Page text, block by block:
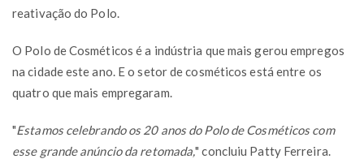
reativação do Polo.
O Polo de Cosméticos é a indústria que mais gerou empregos
na cidade este ano. E o setor de cosméticos está entre os
quatro que mais empregaram.
"Estamos celebrando os 20 anos do Polo de Cosméticos com
esse grande anúncio da retomada," concluiu Patty Ferreira.